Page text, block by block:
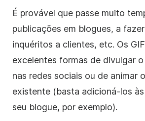
É provável que passe muito
publicações em blogues, a
inquéritos a clientes, etc. Os
excelentes formas de divulgar
nas redes sociais ou de animar
existente (basta adicioná-los
seu blogue, por exemplo).